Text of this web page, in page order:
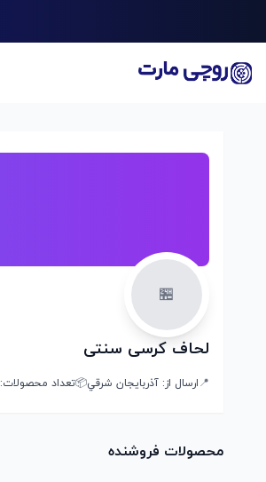
🏪
لحاف کرسی سنتی
📍ارسال از: آذربايجان شرقي📦تعداد محصولات:
محصولات فروشنده